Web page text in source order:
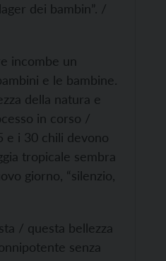
dei bambin”. /
incombe un
e le bambine.
della natura e
in corso /
e i 30 chili devono
tropicale sembra
giorno, “silenzio,
/ questa bellezza
senza